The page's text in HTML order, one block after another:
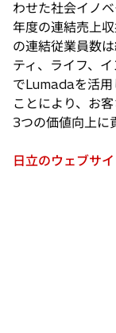
わせた社会イノ
年度の連結売上
の連結従業員数
ティ、ライフ、
でLumadaを活用
ことにより、お
3つの価値向上に
日立のウェブサイ